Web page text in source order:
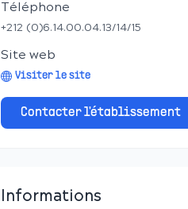
Téléphone
+212 (0)6.14.00.04.13/14/15
Site web
Visiter le site
Contacter l'établissement
Informations